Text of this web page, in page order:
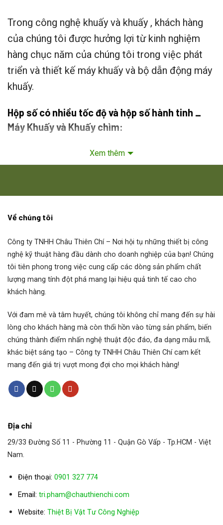
Trong công nghệ khuấy và khuấy , khách hàng
của chúng tôi được hưởng lợi từ kinh nghiệm
hàng chục năm của chúng tôi trong việc phát
triển và thiết kế máy khuấy và bộ dẫn động máy
khuấy.
Hộp số có nhiều tốc độ và hộp số hành tinh _
Máy Khuấy và Khuấy chìm:
Máy khuấy / Máy khuấy trục đứng / Máy khuấy
đứng
Máy khuấy nam châm Planetroll MRW,
Máy khuấy đứng Planetroll SRW 100
THÔNG TIN SẢN PHẨM: MÁY KHUẤY TỪ
MRW
Máy khuấy từ Planetroll có giá trị cao MRW
được phát triển đặc biệt để đáp ứng những
thách thức của công nghệ khử trùng. Nó đặc
biệt…
Máy khuấy gắn trên
Máy khuấy đồng trục
Máy khuấy từ
Máy khuấy dòng phản lực
Xem thêm
Về chúng tôi
Công ty TNHH Châu Thiên Chí– Nơi hội tụ những thiết bị công
nghệ kỹ thuật hàng đầu dành cho doanh nghiệp của bạn! Chúng
tôi tiên phong trong việc cung cấp các dòng sản phẩm chất
lượng mang tính đột phá mang lại hiệu quả tinh tế cao cho
khách hàng.
Với đam mê và tâm huyết, chúng tôi không chỉ mang đến sự hài
lòng cho khách hàng mà còn thổi hồn vào từng sản phẩm, biến
chúng thành điểm nhấn nghệ thuật độc đáo, đa dạng mẫu mã,
khác biệt sáng tạo – Công ty TNHH Châu Thiên Chí cam kết
mang đến giá trị vượt mong đợi cho mọi khách hàng!
Địa chỉ
29/33 Đường Số 11 - Phường 11 - Quận Gò Vấp - Tp.HCM - Việt
Nam.
Điện thoại: 0901 327 774
Email: tri.pham@chauthienchi.com
Website: Thiệt Bị Vật Tư Công Nghiệp